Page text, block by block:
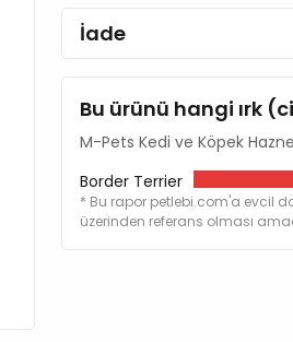
İade
Bu ürünü hangi ırk
M-Pets Kedi ve Köpek
Border Terrier
* Bu rapor petlebi.com'a evcil
üzerinden referans olması